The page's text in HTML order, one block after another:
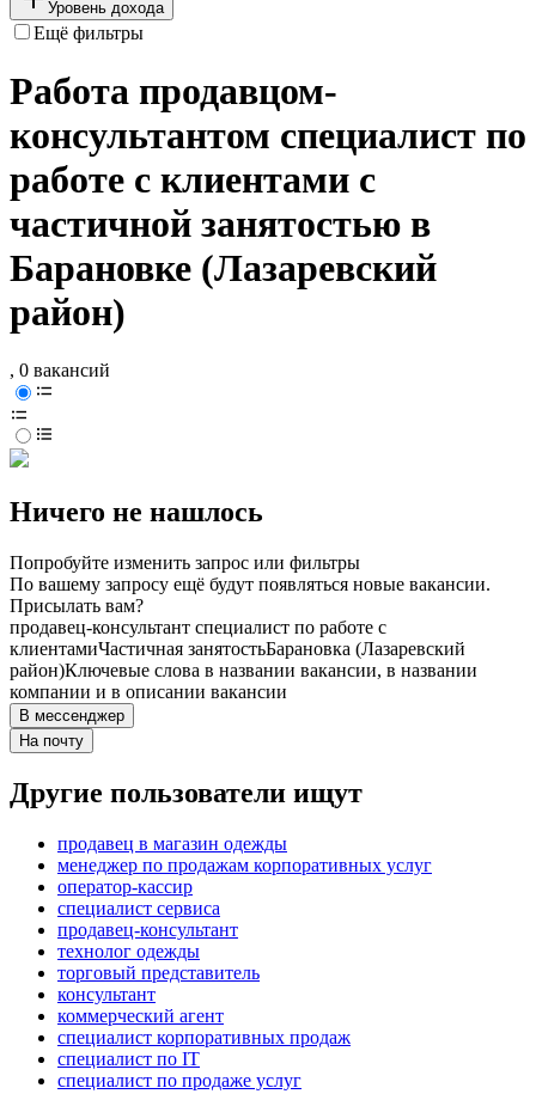
Уровень дохода
Ещё фильтры
Работа продавцом-
консультантом специалист по
работе с клиентами с
частичной занятостью в
Барановке (Лазаревский
район)
, 0 вакансий
Ничего не нашлось
Попробуйте изменить запрос или фильтры
По вашему запросу ещё будут появляться новые вакансии.
Присылать вам?
продавец-консультант специалист по работе с
клиентамиЧастичная занятостьБарановка (Лазаревский
район)Ключевые слова в названии вакансии, в названии
компании и в описании вакансии
В мессенджер
На почту
Другие пользователи ищут
продавец в магазин одежды
менеджер по продажам корпоративных услуг
оператор-кассир
специалист сервиса
продавец-консультант
технолог одежды
торговый представитель
консультант
коммерческий агент
специалист корпоративных продаж
специалист по IT
специалист по продаже услуг